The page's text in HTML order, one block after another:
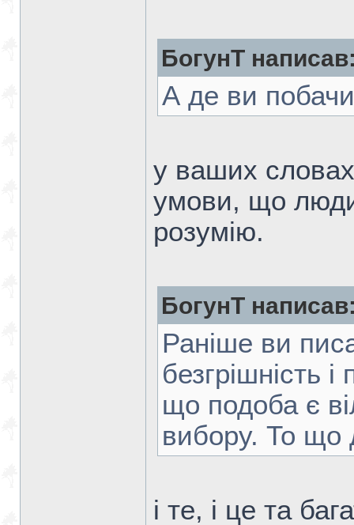
БогунТ
А де ви
у ваших
умови, що
розумію.
БогунТ
Раніше ви
безгрішність
що подоба є
вибору. То що
і те, і це та